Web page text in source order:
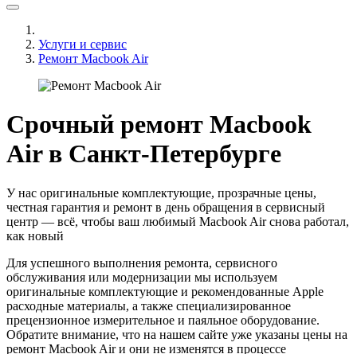
Услуги и сервис
Ремонт Macbook Air
Срочный ремонт Macbook
Air в Санкт-Петербурге
У нас оригинальные комплектующие, прозрачные цены,
честная гарантия и ремонт в день обращения в сервисный
центр — всё, чтобы ваш любимый Macbook Air снова работал,
как новый
Для успешного выполнения ремонта, сервисного
обслуживания или модернизации мы используем
оригинальные комплектующие и рекомендованные Apple
расходные материалы, а также специализированное
прецензионное измерительное и паяльное оборудование.
Обратите внимание, что на нашем сайте уже указаны цены на
ремонт Macbook Air и они не изменятся в процессе